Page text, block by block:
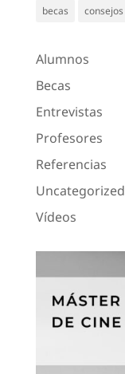
becas consejos
Alumnos
Becas
Entrevistas
Profesores
Referencias
Uncategorized
Vídeos